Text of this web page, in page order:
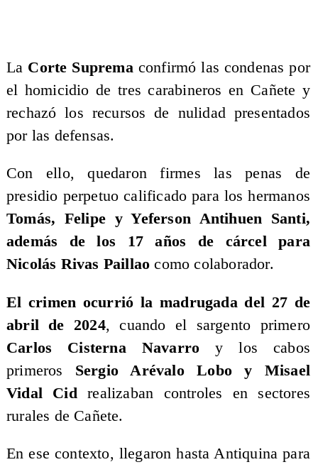
La Corte Suprema confirmó las condenas por
el homicidio de tres carabineros en Cañete y
rechazó los recursos de nulidad presentados
por las defensas.
Con ello, quedaron firmes las penas de
presidio perpetuo calificado para los hermanos
Tomás, Felipe y Yeferson Antihuen Santi,
además de los 17 años de cárcel para
Nicolás Rivas Paillao como colaborador.
El crimen ocurrió la madrugada del 27 de
abril de 2024, cuando el sargento primero
Carlos Cisterna Navarro y los cabos
primeros Sergio Arévalo Lobo y Misael
Vidal Cid realizaban controles en sectores
rurales de Cañete.
En ese contexto, llegaron hasta Antiquina para